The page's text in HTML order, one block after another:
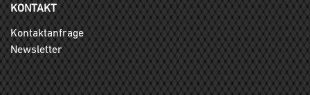
KONTAKT
Kontaktanfrage
Newsletter